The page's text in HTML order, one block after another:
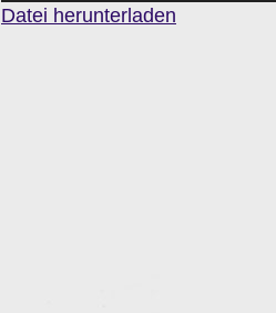
Datei herunterladen